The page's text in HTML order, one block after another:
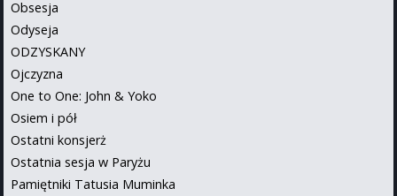
Obsesja
Odyseja
ODZYSKANY
Ojczyzna
One to One: John & Yoko
Osiem i pół
Ostatni konsjerż
Ostatnia sesja w Paryżu
Pamiętniki Tatusia Muminka